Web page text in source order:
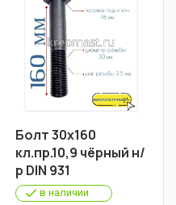
Болт 30х160
кл.пр.10,9 чёрный н/
р DIN 931
в наличии